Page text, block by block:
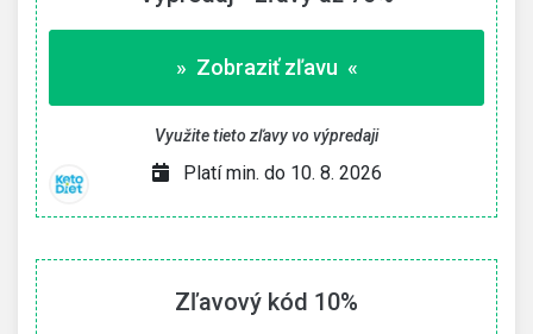
» Zobraziť zľavu «
Využite tieto zľavy vo výpredaji
Platí min. do 10. 8. 2026
Zľavový kód 10%